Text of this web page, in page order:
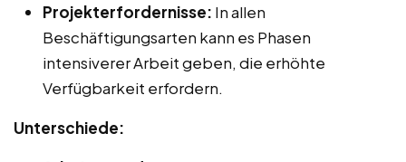
Projekterfordernisse: In allen
Beschäftigungsarten kann es Phasen
intensiverer Arbeit geben, die erhöhte
Verfügbarkeit erfordern.
Unterschiede: